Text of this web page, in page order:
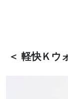
軽快Ｋウ